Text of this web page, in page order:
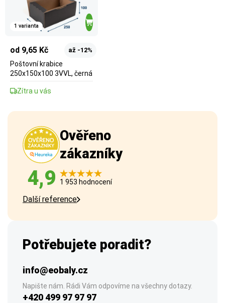
1 varianta
od 9,65 Kč až -12%
Poštovní krabice
250x150x100 3VVL, černá
Zítra u vás
Ověřeno
zákazníky
4,9 1 953 hodnocení
Další reference
Potřebujete poradit?
info@eobaly.cz
Napište nám. Rádi Vám odpovíme na všechny dotazy.
+420 499 97 97 97